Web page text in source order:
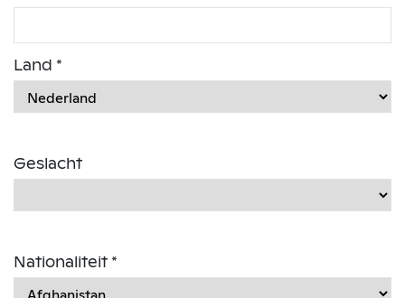
Land *
Geslacht
Nationaliteit *